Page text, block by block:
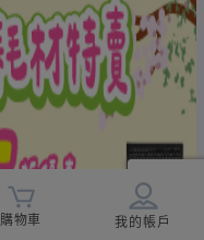
購物車 我的帳戶